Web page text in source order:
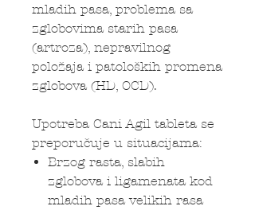
mladih pasa, problema sa
zglobovima starih pasa
(artroza), nepravilnog
položaja i patoloških promena
zglobova (HD, OCD).
Upotreba Cani Agil tableta se
preporučuje u situacijama:
Brzog rasta, slabih
zglobova i ligamenata kod
mladih pasa velikih rasa